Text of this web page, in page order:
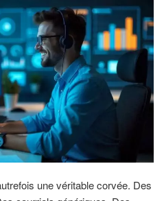
une véritable corvée. Des